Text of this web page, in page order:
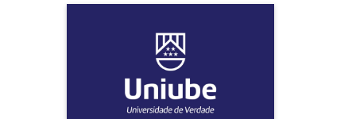
Detalhes do curso